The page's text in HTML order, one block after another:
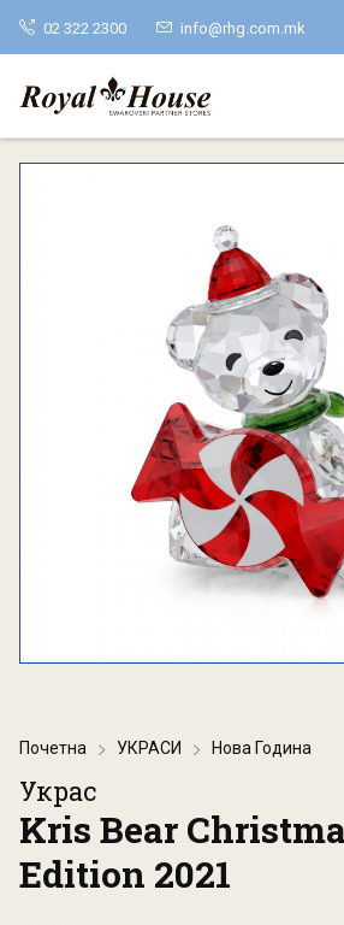
02 322 2300 info@rhg.com.mk
Почетна УКРАСИ Нова Година
Украс
Kris Bear
Edition 2021